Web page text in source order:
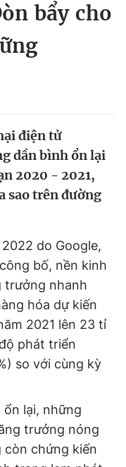
quảng cáo
bẩy cho
điện tử
dần bình ổn lại
2020 - 2021,
sao trên đường
do Google,
bố, nền kinh
trưởng nhanh
hóa dự kiến
2021 lên 23 tỉ
phát triển
so với cùng kỳ
lại, những
trưởng nóng
còn chứng kiến